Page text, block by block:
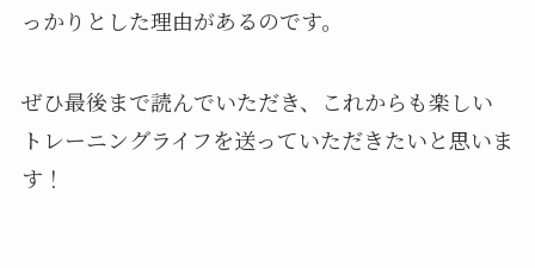
っかりとした理由があるのです。
ぜひ最後まで読んでいただき、これからも楽しい
トレーニングライフを送っていただきたいと思いま
す！